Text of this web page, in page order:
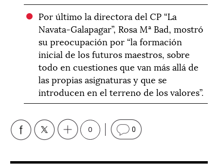
Por último la directora del CP “La
Navata-Galapagar”, Rosa Mª Bad, mostró
su preocupación por “la formación
inicial de los futuros maestros, sobre
todo en cuestiones que van más allá de
las propias asignaturas y que se
introducen en el terreno de los valores”.
0 0